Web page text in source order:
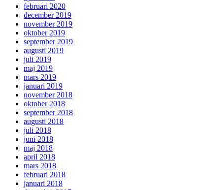
februari 2020
december 2019
november 2019
oktober 2019
september 2019
augusti 2019
juli 2019
maj 2019
mars 2019
januari 2019
november 2018
oktober 2018
september 2018
augusti 2018
juli 2018
juni 2018
maj 2018
april 2018
mars 2018
februari 2018
januari 2018